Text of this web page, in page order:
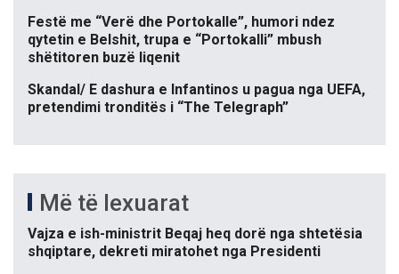
Festë me “Verë dhe Portokalle”, humori ndez
qytetin e Belshit, trupa e “Portokalli” mbush
shëtitoren buzë liqenit
Skandal/ E dashura e Infantinos u pagua nga UEFA,
pretendimi tronditës i “The Telegraph”
Më të lexuarat
Vajza e ish-ministrit Beqaj heq dorë nga shtetësia
shqiptare, dekreti miratohet nga Presidenti